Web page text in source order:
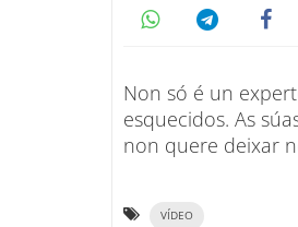
Non só é un
esquecidos. As
non quere deixar
VÍDEO